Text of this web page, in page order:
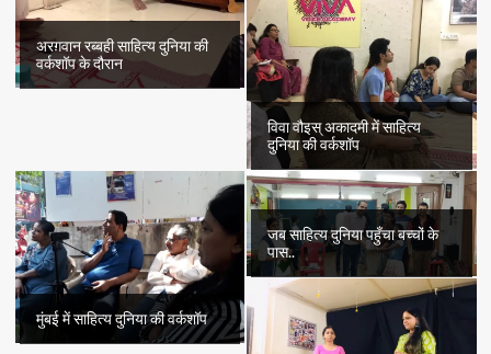
अरग़वान रब्बही साहित्य दुनिया की
वर्कशॉप के दौरान
विवा वौइस् अकादमी में साहित्य
दुनिया की वर्कशॉप
मुंबई में साहित्य दुनिया की वर्कशॉप
जब साहित्य दुनिया पहुँचा बच्चों के
पास..